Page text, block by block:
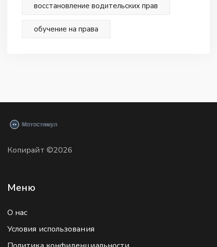
восстановление водительских прав
обучение на права
Копирайт ©2026
Меню
О нас
Условия использования